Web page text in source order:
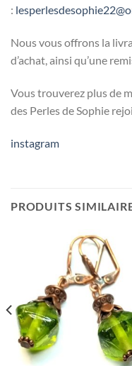
:
Nous vous offrons la
d’achat, ainsi qu’une
Vous trouverez plus de
des Perles de Sophie
instagram
PRODUITS